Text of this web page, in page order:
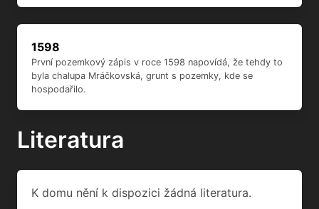
1598
První pozemkový zápis v roce 1598 napovídá, že tehdy to
byla chalupa Mráčkovská, grunt s pozemky, kde se
hospodařilo.
Literatura
K domu nění k dispozici žádná literatura.